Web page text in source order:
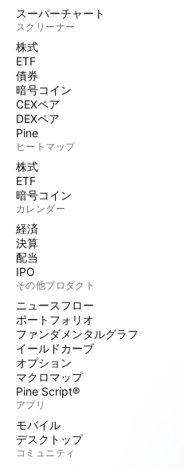
スーパーチャート
スクリーナー
株式
ETF
債券
暗号コイン
CEXペア
DEXペア
Pine
ヒートマップ
株式
ETF
暗号コイン
カレンダー
経済
決算
配当
IPO
その他プロダクト
ニュースフロー
ポートフォリオ
ファンダメンタルグラフ
イールドカーブ
オプション
マクロマップ
Pine Script®
アプリ
モバイル
デスクトップ
コミュニティ